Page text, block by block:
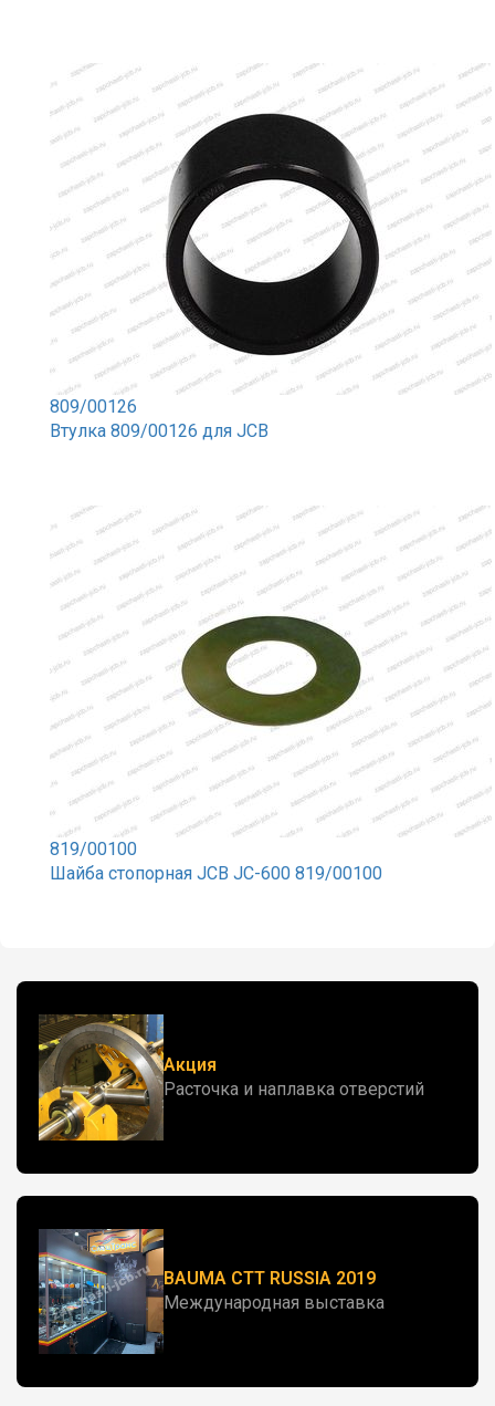
809/00126
Втулка 809/00126 для JCB
819/00100
Шайба стопорная JCB JC-600 819/00100
Акция
Расточка и наплавка отверстий
BAUMA CTT RUSSIA 2019
Международная выставка